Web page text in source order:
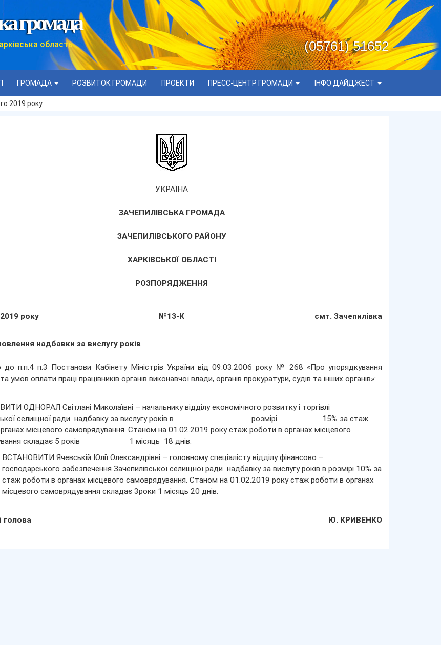
громада
область
(05761) 51652
ГРОМАДА РОЗВИТОК ГРОМАДИ ПРОЕКТИ ПРЕСС-ЦЕНТР ГРОМАДИ ІНФО ДАЙДЖЕСТ
2019 року
УКРАЇНА
ЗАЧЕПИЛІВСЬКА ГРОМАДА
ЗАЧЕПИЛІВСЬКОГО РАЙОНУ
ХАРКІВСЬКОЇ ОБЛАСТІ
РОЗПОРЯДЖЕННЯ
року №13-К смт. Зачепилівка
надбавки за вислугу років
до п.п.4 п.3 Постанови Кабінету Міністрів України від 09.03.2006 року № 268 «Про упорядкування
умов оплати праці працівників органів виконавчої влади, органів прокуратури, судів та інших органів»:
ОДНОРАЛ Світлані Миколаївні – начальнику відділу економічного розвитку і торгівлі
селищної ради надбавку за вислугу років в розмірі 15% за стаж
місцевого самоврядування. Станом на 01.02.2019 року стаж роботи в органах місцевого
складає 5 років 1 місяць 18 днів.
ВСТАНОВИТИ Ячевській Юлії Олександрівні – головному спеціалісту відділу фінансово –
господарського забезпечення Зачепилівської селищної ради надбавку за вислугу років в розмірі 10% за
стаж роботи в органах місцевого самоврядування. Станом на 01.02.2019 року стаж роботи в органах
місцевого самоврядування складає 3роки 1 місяць 20 днів.
голова Ю. КРИВЕНКО